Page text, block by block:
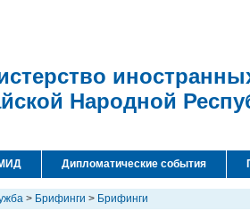
Народной
Дипломатические события
> Брифинги > Брифинги